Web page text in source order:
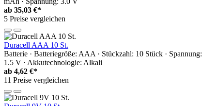
ab 35,03 €*
5 Preise vergleichen
Duracell AAA 10 St.
Batterie · Batteriegröße: AAA · Stückzahl: 10 Stück · Spannung:
1.5 V · Akkutechnologie: Alkali
ab 4,62 €*
11 Preise vergleichen